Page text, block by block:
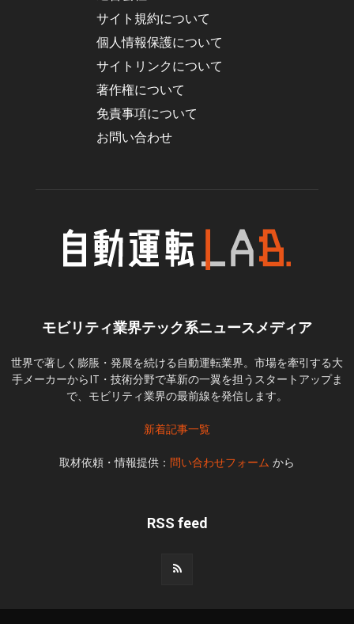
サイト規約について
個人情報保護について
サイトリンクについて
著作権について
免責事項について
お問い合わせ
モビリティ業界テック系ニュースメディア
世界で著しく膨脹・発展を続ける自動運転業界。市場を牽引する大
手メーカーからIT・技術分野で革新の一翼を担うスタートアップま
で、モビリティ業界の最前線を発信します。
新着記事一覧
取材依頼・情報提供： 問い合わせフォーム から
RSS feed